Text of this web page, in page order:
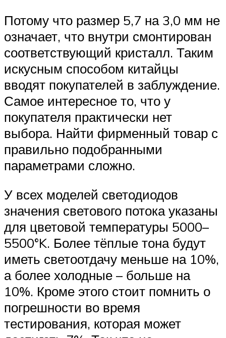
Потому что размер 5,7 на 3,0 мм не
означает, что внутри смонтирован
соответствующий кристалл. Таким
искусным способом китайцы
вводят покупателей в заблуждение.
Самое интересное то, что у
покупателя практически нет
выбора. Найти фирменный товар с
правильно подобранными
параметрами сложно.
У всех моделей светодиодов
значения светового потока указаны
для цветовой температуры 5000–
5500°K. Более тёплые тона будут
иметь светоотдачу меньше на 10%,
а более холодные – больше на
10%. Кроме этого стоит помнить о
погрешности во время
тестирования, которая может